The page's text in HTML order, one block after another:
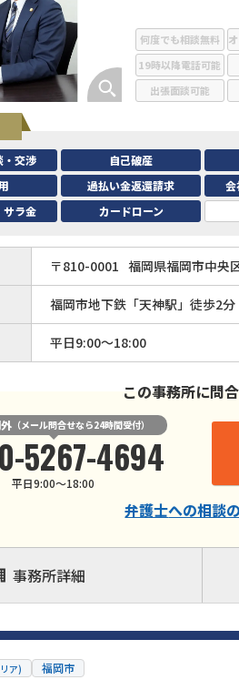
徒歩2分◆ご家
何度でも相談無料
19時以降電話可能
出張面談可能
・交渉 自己破産
過払い金返還請求 会
サラ金
カードローン
〒810-0001 福岡県福岡市中央
福岡市地下鉄「天神駅」徒歩2分
平日9:00～18:00
この事務所に問
（メール問合せなら24時間受付）
5267-4694
平日9:00～18:00
弁護士への相談
事務所詳細
ア) 福岡市